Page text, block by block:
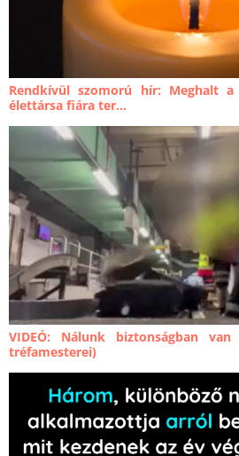
Rendkívül szomorú hír: Meghalt
élettársa fiára ter...
VIDEÓ: Nálunk biztonságban
tréfamesterei)